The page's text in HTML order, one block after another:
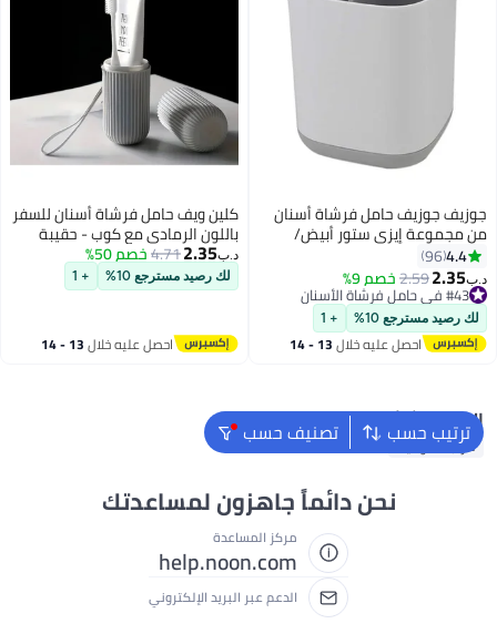
جوزيف جوزيف حامل فرشاة أسنان
من مجموعة إيزي ستور أبيض/
رمادي
4.4
96
د.ب‏2.35
2.59خصم 9%
#43 في حامل فرشاة الأسنان
#43 في حامل فرشاة الأسنان
لك رصيد مسترجع 10% + 1
احصل عليه خلال 13 - 14
كلين ويف حامل فرشاة أسنان للسفر
باللون الرمادي مع كوب - حقيبة
فرشاة أسنان محمولة مع كوب
شطف لمستلزمات الحمام
الأساسية، حقيبة فرشاة أسنان
العمل والمدرسة
د.ب‏2.35
4.71خصم 50%
لك رصيد مسترجع 10% + 1
احصل عليه خلال 13 - 14
ترتيب حسب تصنيف حسب البحث الشائع
مرتبة هوائية
نحن دائماً جاهزون لمساعدتك
مركز المساعدة
help.noon.com
الدعم عبر البريد الإلكتروني